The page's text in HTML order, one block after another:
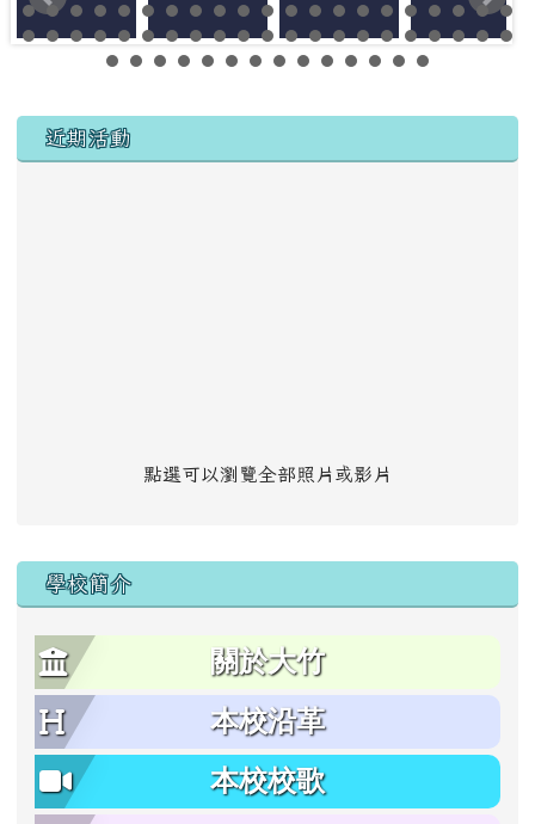
左邊區域內容
近期活動
點選可以瀏覽全部照片或影片
學校簡介
關於大竹
本校沿革
本校校歌